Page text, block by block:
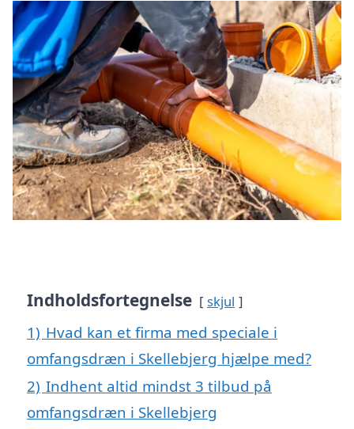
Indholdsfortegnelse skjul
1) Hvad kan et firma med speciale i
omfangsdræn i Skellebjerg hjælpe med?
2) Indhent altid mindst 3 tilbud på
omfangsdræn i Skellebjerg